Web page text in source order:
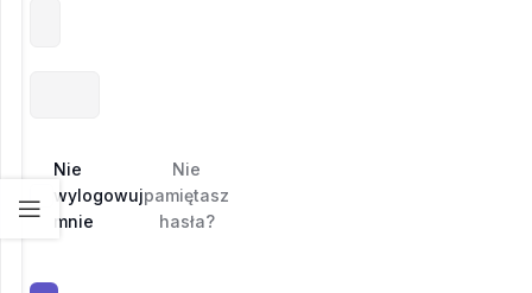
Nie
wylogowuj
mnie
Nie
pamiętasz
hasła?